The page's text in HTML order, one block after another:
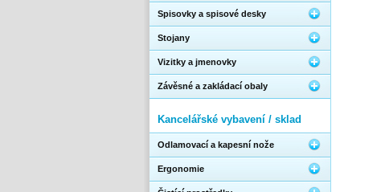
Spisovky a spisové desky
Stojany
Vizitky a jmenovky
Závěsné a zakládací obaly
Kancelářské vybavení / sklad
Odlamovací a kapesní nože
Ergonomie